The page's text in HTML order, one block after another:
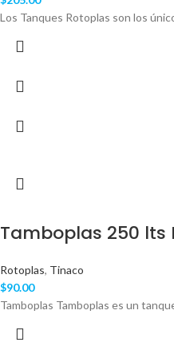
Los Tanques Rotoplas son los
Tamboplas 250 lts
Rotoplas, Tinaco
$90.00
Tamboplas Tamboplas es un